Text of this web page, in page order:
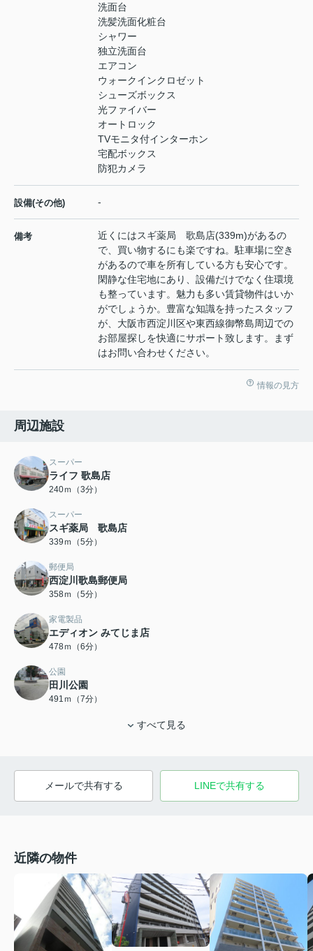
洗面台
洗髪洗面化粧台
シャワー
独立洗面台
エアコン
ウォークインクロゼット
シューズボックス
光ファイバー
オートロック
TVモニタ付インターホン
宅配ボックス
防犯カメラ
設備(その他) -
備考
近くにはスギ薬局 歌島店(339m)があるの
で、買い物するにも楽ですね。駐車場に空き
があるので車を所有している方も安心です。
閑静な住宅地にあり、設備だけでなく住環境
も整っています。魅力も多い賃貸物件はいか
がでしょうか。豊富な知識を持ったスタッフ
が、大阪市西淀川区や東西線御幣島周辺での
お部屋探しを快適にサポート致します。まず
はお問い合わせください。
情報の見方
周辺施設
スーパー
ライフ 歌島店
240ｍ（3分）
スーパー
スギ薬局 歌島店
339ｍ（5分）
郵便局
西淀川歌島郵便局
358ｍ（5分）
家電製品
エディオン みてじま店
478ｍ（6分）
公園
田川公園
491ｍ（7分）
すべて見る
メールで共有する LINEで共有する
近隣の物件